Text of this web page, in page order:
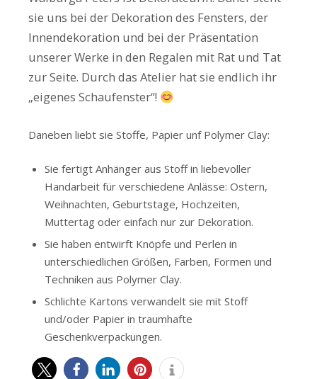
sie uns bei der Dekoration des Fensters, der
Innendekoration und bei der Präsentation
unserer Werke in den Regalen mit Rat und Tat
zur Seite. Durch das Atelier hat sie endlich ihr
„eigenes Schaufenster“!
Daneben liebt sie Stoffe, Papier unf Polymer Clay:
Sie fertigt Anhänger aus Stoff in liebevoller
Handarbeit für verschiedene Anlässe: Ostern,
Weihnachten, Geburtstage, Hochzeiten,
Muttertag oder einfach nur zur Dekoration.
Sie haben entwirft Knöpfe und Perlen in
unterschiedlichen Größen, Farben, Formen und
Techniken aus Polymer Clay.
Schlichte Kartons verwandelt sie mit Stoff
und/oder Papier in traumhafte
Geschenkverpackungen.